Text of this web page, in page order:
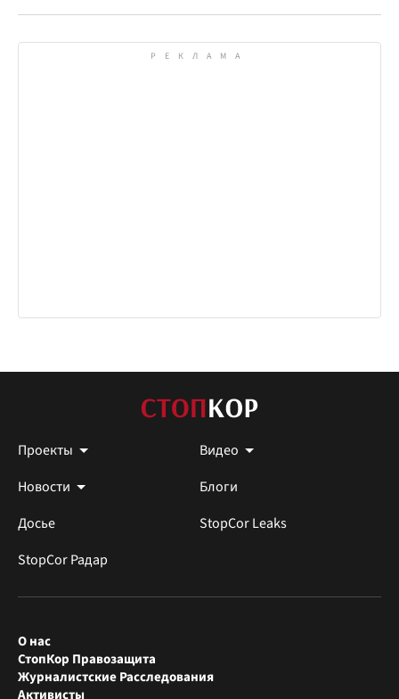
Проекты
Видео
Новости
Блоги
Досье
StopCor Leaks
StopCor Радар
О нас
СтопКор Правозащита
Журналистские Расследования
Активисты